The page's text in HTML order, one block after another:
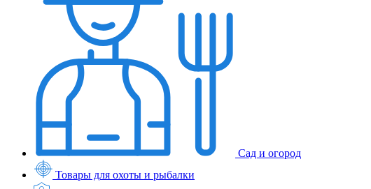
Сад и огород
Товары для охоты и рыбалки